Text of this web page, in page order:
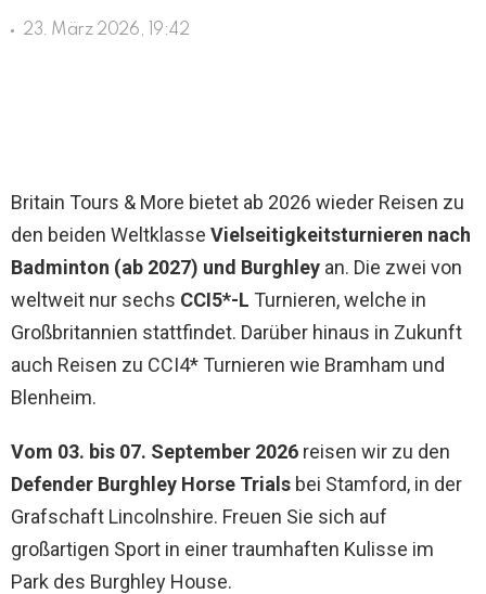
23. März 2026, 19:42
Britain Tours & More bietet ab 2026 wieder Reisen zu
den beiden Weltklasse Vielseitigkeitsturnieren nach
Badminton (ab 2027) und Burghley an. Die zwei von
weltweit nur sechs CCI5*-L Turnieren, welche in
Großbritannien stattfindet. Darüber hinaus in Zukunft
auch Reisen zu CCI4* Turnieren wie Bramham und
Blenheim.
Vom 03. bis 07. September 2026 reisen wir zu den
Defender Burghley Horse Trials bei Stamford, in der
Grafschaft Lincolnshire. Freuen Sie sich auf
großartigen Sport in einer traumhaften Kulisse im
Park des Burghley House.